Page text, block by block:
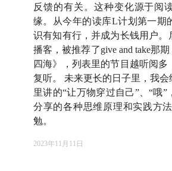
bilibili、新浪微博 与有知有行 App
我们的第一本书出版啦！虽然你
在「有知有行」App 里免费阅读《
容，但如果你希望买一本实体书来
击这里，或者在微信中搜索小程
铺」，购买由读库出版的《投资第 1
长钱账户
金投顾产品，如果你有
反馈的有关。这种变化源于阅
缘。从今年的读库L计划第一期
识有知有行，并成为长钱用户。
播客，被推荐了give and take那
四海》，列表里的节目越听阅多
复听。 未来更长的日子里，我
里讲的“让万物穿过自己”、“哦”
分享的各种思维原理和实践方
勉。
2023年11月11日